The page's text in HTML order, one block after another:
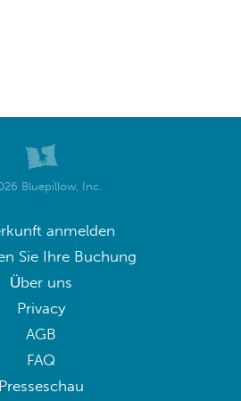
Bluepillow, Inc.
anmelden
Sie Ihre Buchung
Über uns
Privacy
AGB
FAQ
Presseschau